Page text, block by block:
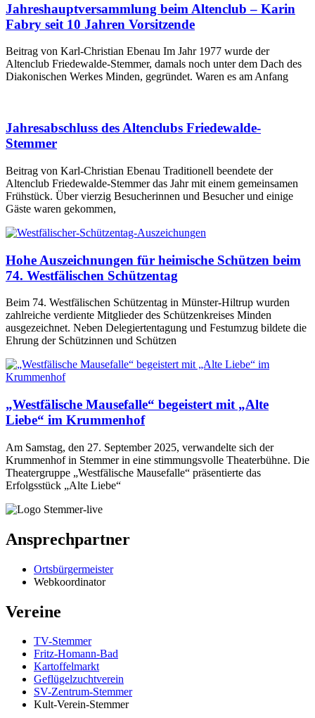
Jahreshauptversammlung beim Altenclub – Karin
Fabry seit 10 Jahren Vorsitzende
Beitrag von Karl-Christian Ebenau Im Jahr 1977 wurde der
Altenclub Friedewalde-Stemmer, damals noch unter dem Dach des
Diakonischen Werkes Minden, gegründet. Waren es am Anfang
Jahresabschluss des Altenclubs Friedewalde-
Stemmer
Beitrag von Karl-Christian Ebenau Traditionell beendete der
Altenclub Friedewalde-Stemmer das Jahr mit einem gemeinsamen
Frühstück. Über vierzig Besucherinnen und Besucher und einige
Gäste waren gekommen,
Hohe Auszeichnungen für heimische Schützen beim
74. Westfälischen Schützentag
Beim 74. Westfälischen Schützentag in Münster-Hiltrup wurden
zahlreiche verdiente Mitglieder des Schützenkreises Minden
ausgezeichnet. Neben Delegiertentagung und Festumzug bildete die
Ehrung der Schützinnen und Schützen
„Westfälische Mausefalle“ begeistert mit „Alte
Liebe“ im Krummenhof
Am Samstag, den 27. September 2025, verwandelte sich der
Krummenhof in Stemmer in eine stimmungsvolle Theaterbühne. Die
Theatergruppe „Westfälische Mausefalle“ präsentierte das
Erfolgsstück „Alte Liebe“
Ansprechpartner
Ortsbürgermeister
Webkoordinator
Vereine
TV-Stemmer
Fritz-Homann-Bad
Kartoffelmarkt
Geflügelzuchtverein
SV-Zentrum-Stemmer
Kult-Verein-Stemmer